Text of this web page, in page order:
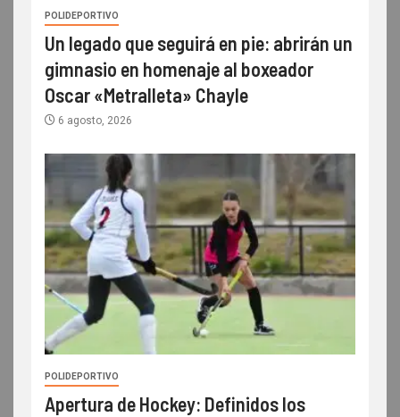
POLIDEPORTIVO
Un legado que seguirá en pie: abrirán un
gimnasio en homenaje al boxeador
Oscar «Metralleta» Chayle
6 agosto, 2026
POLIDEPORTIVO
Apertura de Hockey: Definidos los